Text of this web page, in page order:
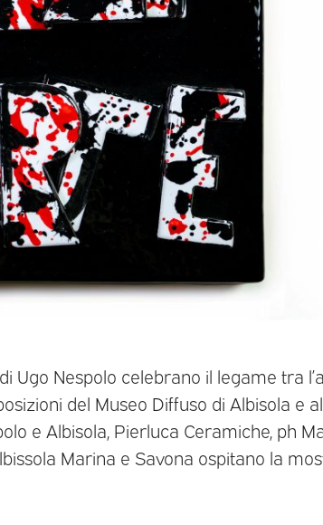
Ugo Nespolo celebrano il legame tra
del Museo Diffuso di Albisola e al
e Albisola, Pierluca Ceramiche, ph
Marina e Savona ospitano la